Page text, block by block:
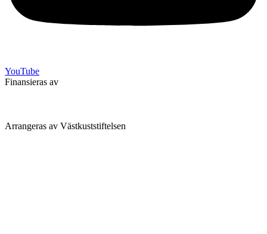
YouTube
Finansieras av
Arrangeras av Västkuststiftelsen